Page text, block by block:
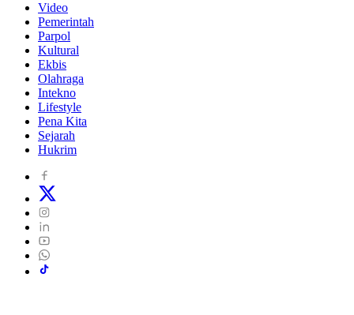
Video
Pemerintah
Parpol
Kultural
Ekbis
Olahraga
Intekno
Lifestyle
Pena Kita
Sejarah
Hukrim